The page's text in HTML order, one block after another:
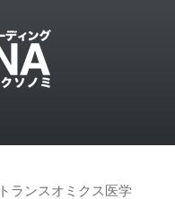
ランスオミクス医学